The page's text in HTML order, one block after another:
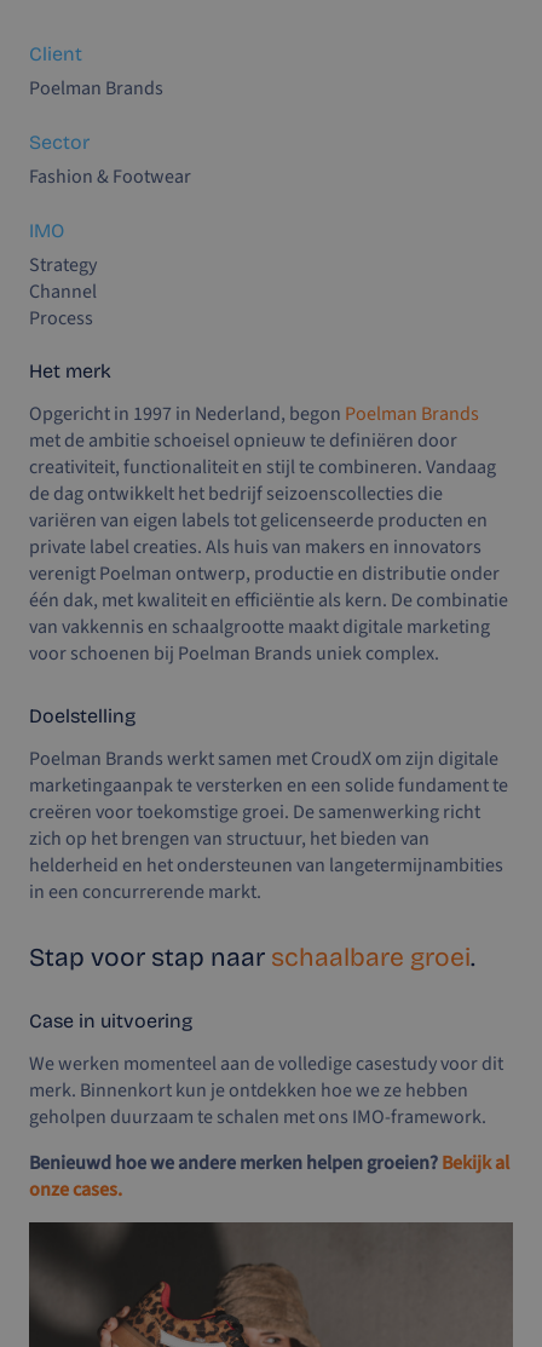
Client
Poelman Brands
Sector
Fashion & Footwear
IMO
Strategy
Channel
Process
Het merk
Opgericht in 1997 in Nederland, begon Poelman Brands
met de ambitie schoeisel opnieuw te definiëren door
creativiteit, functionaliteit en stijl te combineren. Vandaag
de dag ontwikkelt het bedrijf seizoenscollecties die
variëren van eigen labels tot gelicenseerde producten en
private label creaties. Als huis van makers en innovators
verenigt Poelman ontwerp, productie en distributie onder
één dak, met kwaliteit en efficiëntie als kern. De combinatie
van vakkennis en schaalgrootte maakt digitale marketing
voor schoenen bij Poelman Brands uniek complex.
Doelstelling
Poelman Brands werkt samen met CroudX om zijn digitale
marketingaanpak te versterken en een solide fundament te
creëren voor toekomstige groei. De samenwerking richt
zich op het brengen van structuur, het bieden van
helderheid en het ondersteunen van langetermijnambities
in een concurrerende markt.
Stap voor stap naar schaalbare groei.
Case in uitvoering
We werken momenteel aan de volledige casestudy voor dit
merk. Binnenkort kun je ontdekken hoe we ze hebben
geholpen duurzaam te schalen met ons IMO-framework.
Benieuwd hoe we andere merken helpen groeien?Bekijk al
onze cases.